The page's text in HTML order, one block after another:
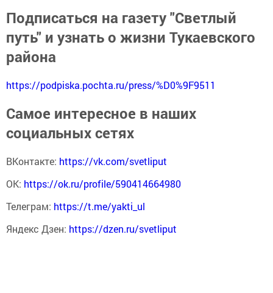
Подписаться на газету "Светлый
путь" и узнать о жизни Тукаевского
района
https://podpiska.pochta.ru/press/%D0%9F9511
Самое интересное в наших
социальных сетях
ВКонтакте: https://vk.com/svetliput
ОК: https://ok.ru/profile/590414664980
Телеграм: https://t.me/yakti_ul
Яндекс Дзен: https://dzen.ru/svetliput